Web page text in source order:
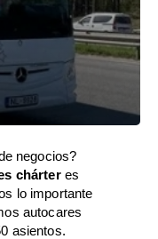
negocios?
chárteres
lo importante
autocares
asientos.